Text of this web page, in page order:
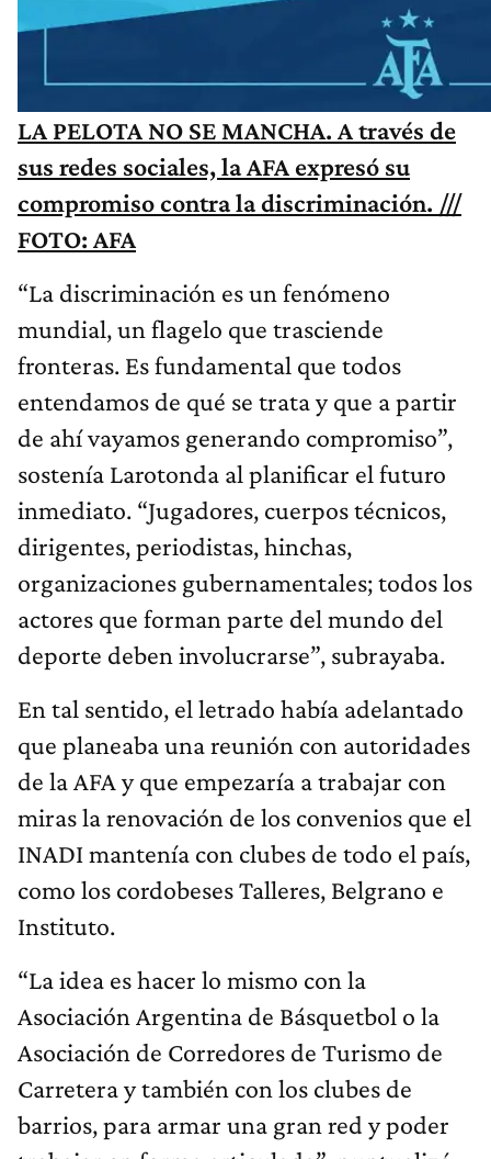
LA PELOTA NO SE MANCHA. A través de
sus redes sociales, la AFA expresó su
compromiso contra la discriminación. ///
FOTO: AFA
“La discriminación es un fenómeno
mundial, un flagelo que trasciende
fronteras. Es fundamental que todos
entendamos de qué se trata y que a partir
de ahí vayamos generando compromiso”,
sostenía Larotonda al planificar el futuro
inmediato. “Jugadores, cuerpos técnicos,
dirigentes, periodistas, hinchas,
organizaciones gubernamentales; todos los
actores que forman parte del mundo del
deporte deben involucrarse”, subrayaba.
En tal sentido, el letrado había adelantado
que planeaba una reunión con autoridades
de la AFA y que empezaría a trabajar con
miras la renovación de los convenios que el
INADI mantenía con clubes de todo el país,
como los cordobeses Talleres, Belgrano e
Instituto.
“La idea es hacer lo mismo con la
Asociación Argentina de Básquetbol o la
Asociación de Corredores de Turismo de
Carretera y también con los clubes de
barrios, para armar una gran red y poder